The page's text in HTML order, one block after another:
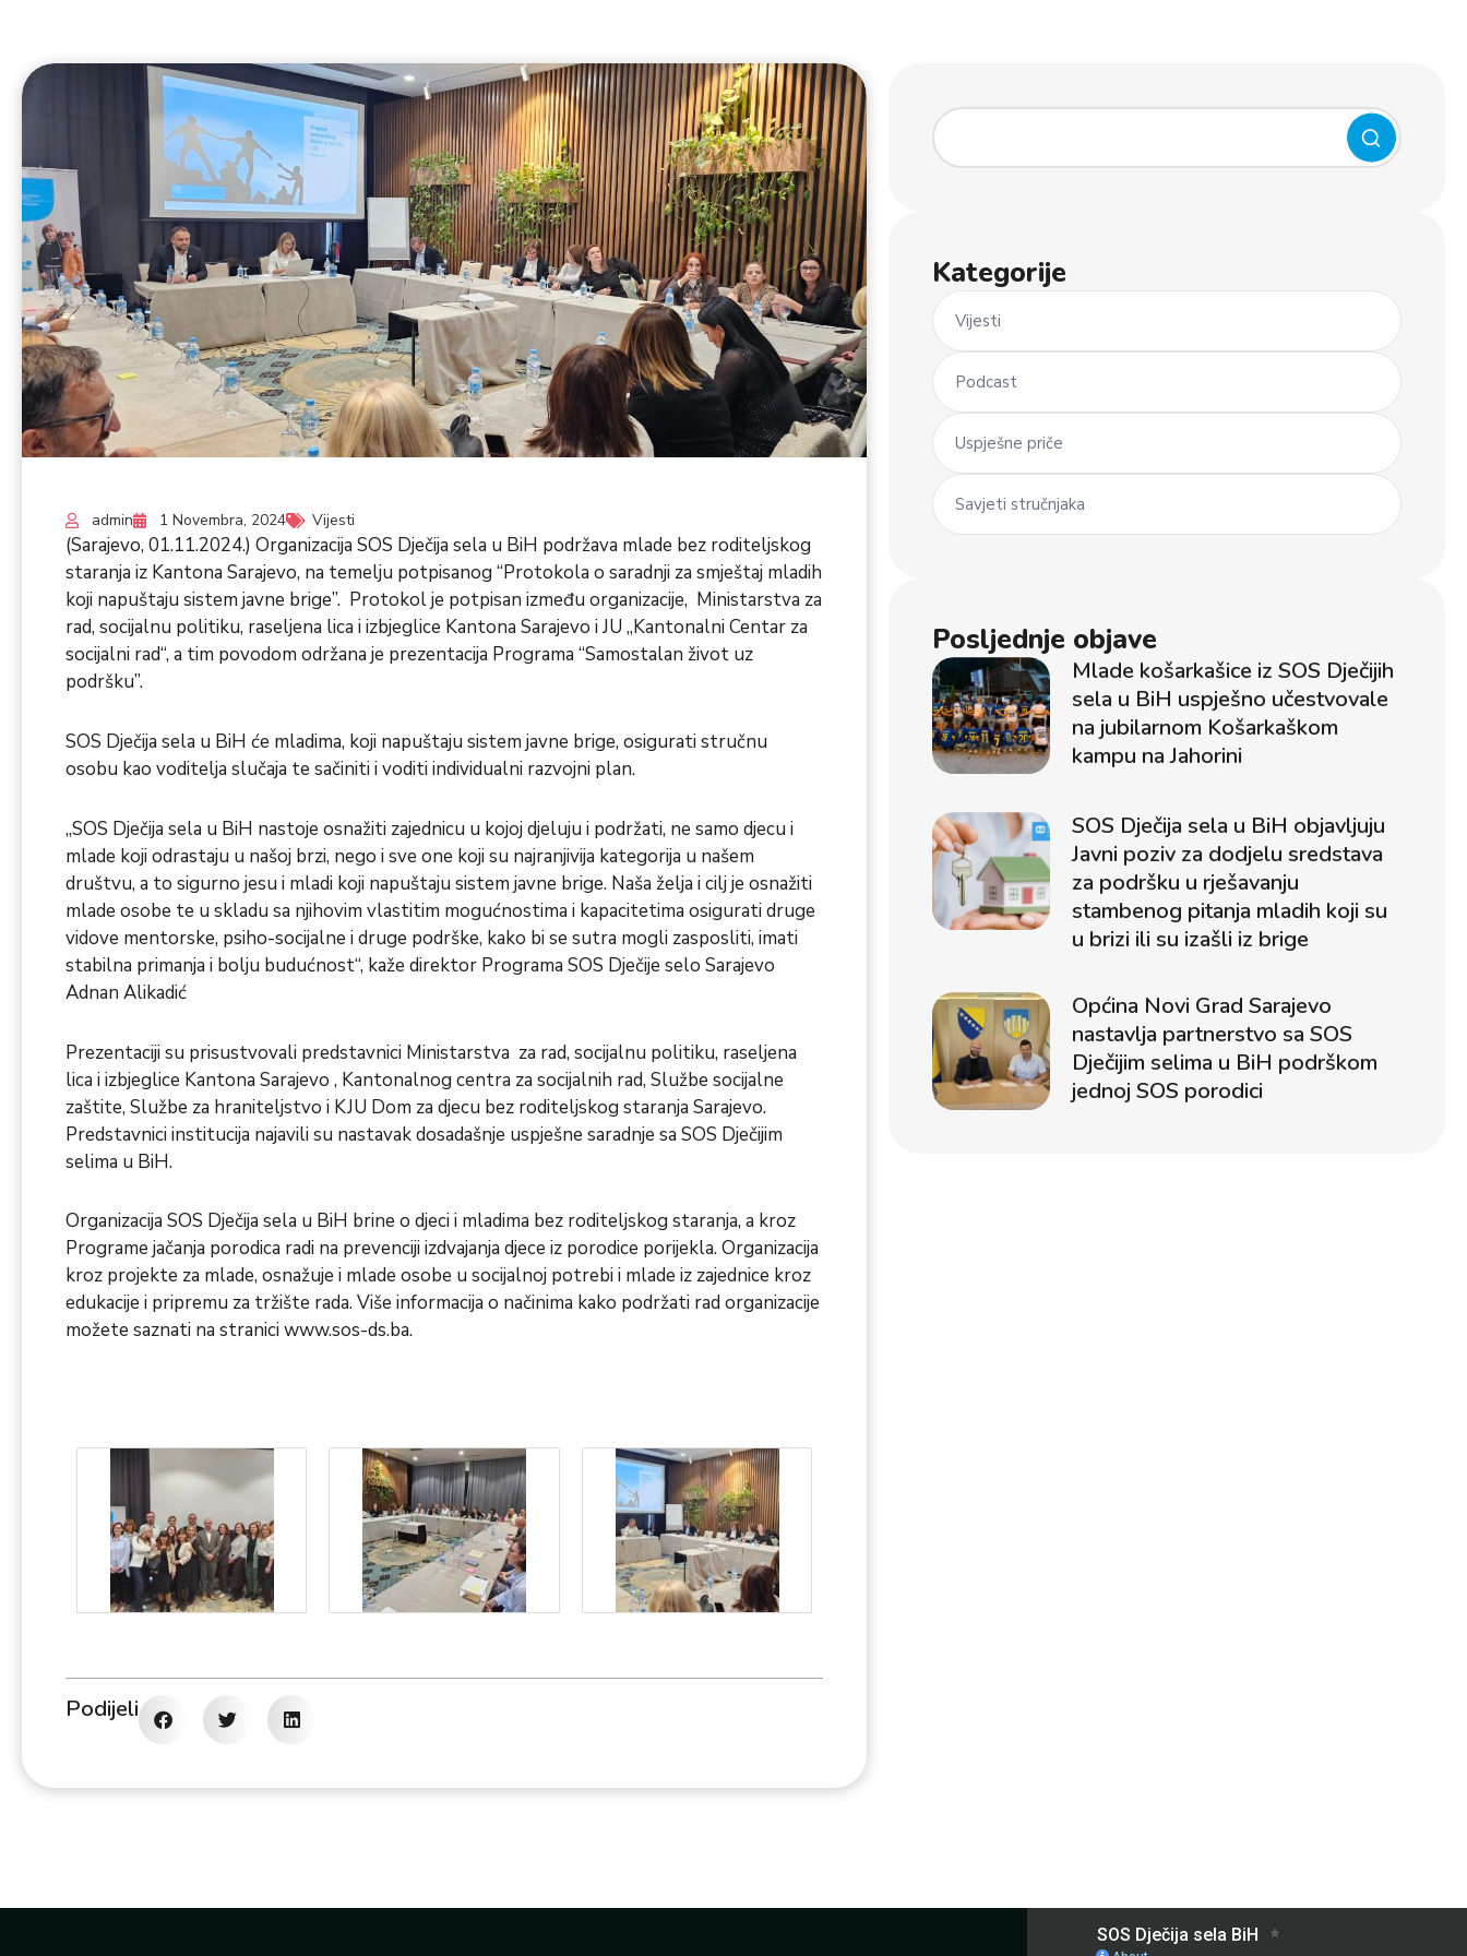
admin 1 Novembra, 2024 Vijesti
(Sarajevo, 01.11.2024.) Organizacija SOS Dječija sela u BiH podržava mlade bez roditeljskog
staranja iz Kantona Sarajevo, na temelju potpisanog “Protokola o saradnji za smještaj mladih
koji napuštaju sistem javne brige”. Protokol je potpisan između organizacije, Ministarstva za
rad, socijalnu politiku, raseljena lica i izbjeglice Kantona Sarajevo i JU „Kantonalni Centar za
socijalni rad“, a tim povodom održana je prezentacija Programa “Samostalan život uz
podršku”.
SOS Dječija sela u BiH će mladima, koji napuštaju sistem javne brige, osigurati stručnu
osobu kao voditelja slučaja te sačiniti i voditi individualni razvojni plan.
„SOS Dječija sela u BiH nastoje osnažiti zajednicu u kojoj djeluju i podržati, ne samo djecu i
mlade koji odrastaju u našoj brzi, nego i sve one koji su najranjivija kategorija u našem
društvu, a to sigurno jesu i mladi koji napuštaju sistem javne brige. Naša želja i cilj je osnažiti
mlade osobe te u skladu sa njihovim vlastitim mogućnostima i kapacitetima osigurati druge
vidove mentorske, psiho-socijalne i druge podrške, kako bi se sutra mogli zasposliti, imati
stabilna primanja i bolju budućnost“, kaže direktor Programa SOS Dječije selo Sarajevo
Adnan Alikadić
Prezentaciji su prisustvovali predstavnici Ministarstva za rad, socijalnu politiku, raseljena
lica i izbjeglice Kantona Sarajevo , Kantonalnog centra za socijalnih rad, Službe socijalne
zaštite, Službe za hraniteljstvo i KJU Dom za djecu bez roditeljskog staranja Sarajevo.
Predstavnici institucija najavili su nastavak dosadašnje uspješne saradnje sa SOS Dječijim
selima u BiH.
Organizacija SOS Dječija sela u BiH brine o djeci i mladima bez roditeljskog staranja, a kroz
Programe jačanja porodica radi na prevenciji izdvajanja djece iz porodice porijekla. Organizacija
kroz projekte za mlade, osnažuje i mlade osobe u socijalnoj potrebi i mlade iz zajednice kroz
edukacije i pripremu za tržište rada. Više informacija o načinima kako podržati rad organizacije
možete saznati na straniciwww.sos-ds.ba.
Podijeli
Kategorije
Vijesti
Podcast
Uspješne priče
Savjeti stručnjaka
Posljednje objave
Mlade košarkašice iz SOS Dječijih
sela u BiH uspješno učestvovale
na jubilarnom Košarkaškom
kampu na Jahorini
SOS Dječija sela u BiH objavljuju
Javni poziv za dodjelu sredstava
za podršku u rješavanju
stambenog pitanja mladih koji su
u brizi ili su izašli iz brige
Općina Novi Grad Sarajevo
nastavlja partnerstvo sa SOS
Dječijim selima u BiH podrškom
jednoj SOS porodici